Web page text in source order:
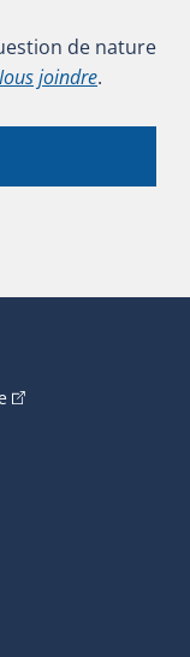
de nature
joindre.
(Cet hyperlien